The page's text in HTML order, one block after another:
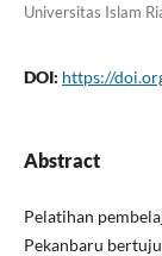
Universitas Islam
DOI: https://
Abstract
Pelatihan
Pekanbaru